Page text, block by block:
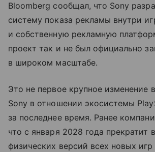
Bloomberg сообщал, что Sony
систему показа рекламы внутри
и собственную рекламную
проект так и не был официально
в широком масштабе.
Это не первое крупное изменение
Sony в отношении экосистемы
за последнее время. Ранее
что с января 2028 года прекратит
физических версий всех новых